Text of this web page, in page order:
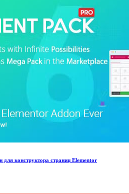
конструктора страниц Elementor